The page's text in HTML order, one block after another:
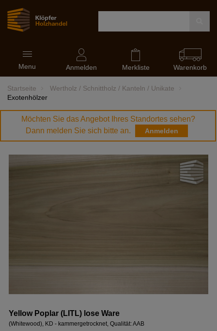
Navigation
ein-
und
ausblenden
Menu Anmelden Merkliste Warenkorb
Startseite
Wertholz / Schnittholz / Kanteln / Unikate
Exotenhölzer
Möchten Sie das Angebot Ihres Standortes sehen?
Dann melden Sie sich bitte an.
Anmelden
Yellow Poplar (LITL) lose Ware
(Whitewood), KD - kammergetrocknet, Qualität: AAB